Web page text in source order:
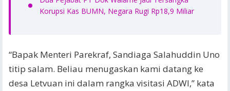
Korupsi Kas BUMN, Negara Rugi Rp18,9 Miliar
“Bapak Menteri Parekraf, Sandiaga Salahuddin Uno
titip salam. Beliau menugaskan kami datang ke
desa Letvuan ini dalam rangka visitasi ADWI,” kata